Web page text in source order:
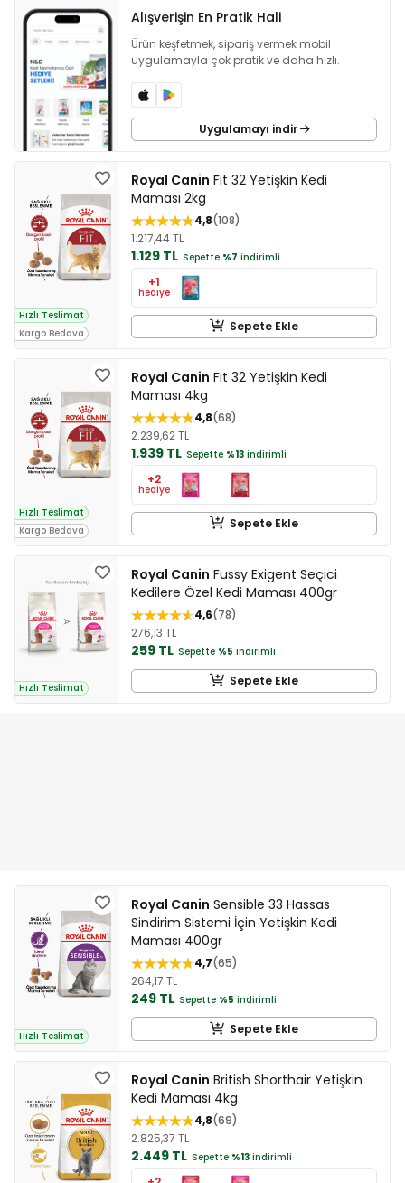
Alışverişin En Pratik Hali
Ürün keşfetmek, sipariş vermek mobil
uygulamayla çok pratik ve daha hızlı.
Uygulamayı indir
Hızlı Teslimat
Kargo Bedava
Royal Canin Fit 32 Yetişkin Kedi
Maması 2kg
4,8 108
1.217,44 TL
1.129 TL Sepette %7 indirimli
+1
hediye
Sepete Ekle
Hızlı Teslimat
Kargo Bedava
Royal Canin Fit 32 Yetişkin Kedi
Maması 4kg
4,8 68
2.239,62 TL
1.939 TL Sepette %13 indirimli
+2
hediye
Sepete Ekle
Hızlı Teslimat
Royal Canin Fussy Exigent Seçici
Kedilere Özel Kedi Maması 400gr
4,6 78
276,13 TL
259 TL Sepette %5 indirimli
Sepete Ekle
Hızlı Teslimat
Royal Canin Sensible 33 Hassas
Sindirim Sistemi İçin Yetişkin Kedi
Maması 400gr
4,7 65
264,17 TL
249 TL Sepette %5 indirimli
Sepete Ekle
Royal Canin British Shorthair Yetişkin
Kedi Maması 4kg
4,8 69
2.825,37 TL
2.449 TL Sepette %13 indirimli